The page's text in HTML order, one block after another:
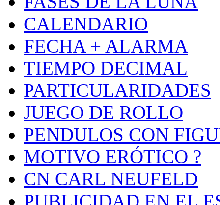
CALENDARIO
FECHA + ALARMA
TIEMPO DECIMAL
PARTICULARIDADES
JUEGO DE ROLLO
PENDULOS CON
MOTIVO ERÓTICO ?
CN CARL NEUFELD